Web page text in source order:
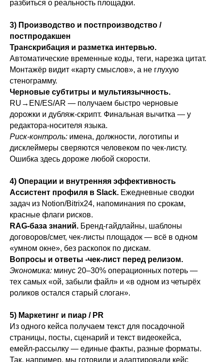
разбиться о реальность площадки.
3) Производство и постпроизводство /
постпродакшен
Транскрибация и разметка интервью.
Автоматические временные коды, теги, нарезка цитат.
Монтажёр видит «карту смыслов», а не глухую
стенограмму.
Черновые субтитры и мультиязычность.
RU→EN/ES/AR — получаем быстро черновые
дорожки и дубляж-скрипт. Финальная вычитка — у
редактора-носителя языка.
Риск-контроль: имена, должности, логотипы и
дисклеймеры сверяются человеком по чек-листу.
Ошибка здесь дороже любой скорости.
4) Операции и внутренняя эффективность
Ассистент профиля в Slack. Ежедневные сводки
задач из Notion/Bitrix24, напоминания по срокам,
красные флаги рисков.
RAG-база знаний. Бренд-гайдлайны, шаблоны
договоров/смет, чек-листы площадок — всё в одном
«умном окне», без раскопок по дискам.
Вопросы и ответы -чек-лист перед релизом.
Экономика: минус 20–30% операционных потерь —
тех самых «ой, забыли файл» и «в одном из четырёх
роликов остался старый слоган».
5) Маркетинг и пиар / PR
Из одного кейса получаем текст для посадочной
страницы, посты, сценарий и текст видеокейса,
емейл-рассылку — единые факты, разные форматы.
Так, например, мы готовили и адаптировали кейс